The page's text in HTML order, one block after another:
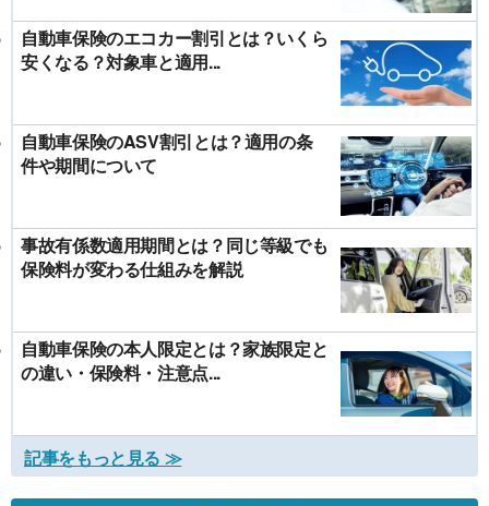
自動車保険のエコカー割引とは？いくら
安くなる？対象車と適用...
自動車保険のASV割引とは？適用の条
件や期間について
事故有係数適用期間とは？同じ等級でも
保険料が変わる仕組みを解説
自動車保険の本人限定とは？家族限定と
の違い・保険料・注意点...
記事をもっと見る ≫